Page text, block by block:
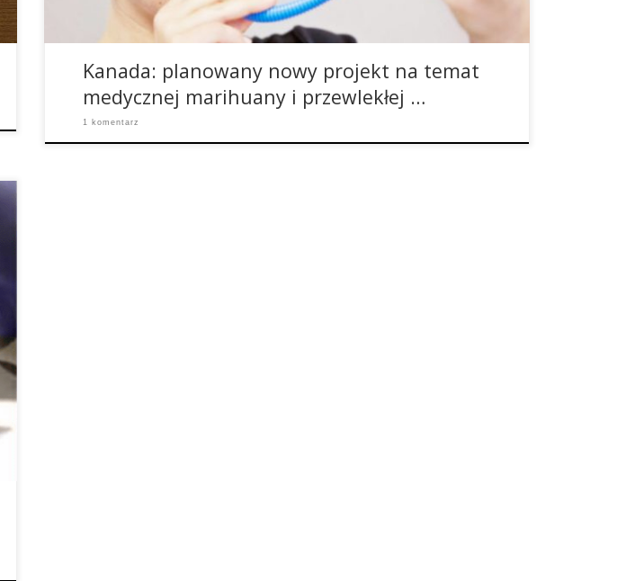
Kanada: planowany nowy projekt na temat
medycznej marihuany i przewlekłej …
1 komentarz